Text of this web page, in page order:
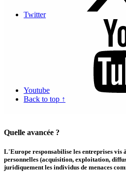
Twitter
Youtube
Back to top ↑
conformité, les organisations se
la Protection des Données (DPD ou
capacité de prouver leur maîtrise de
personnelles à tout instant au travers
A Monaco c’est le Centre de Contrôle
(CCIN), un organisme indépendant, à
qui est en charge de contrôler la
RGPD, mais également aux lois
Quelle avancée ?
L'Europe responsabilise les entreprises vis
personnelles (acquisition, exploitation,
juridiquement les individus de menaces